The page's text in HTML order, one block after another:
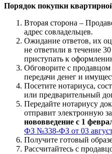
Порядок покупки
Вторая сторона –
адрес совладельцев.
Ожидание ответов, их
не ответили в течение
приступать к
Обговорите с
передачи денег и
Посетите нотариуса,
или предварительный
Передайте нотариусу
отправит электронную
нововведение с 1
ФЗ №338-ФЗ от 03
Получите готовый
Рассчитайтесь с